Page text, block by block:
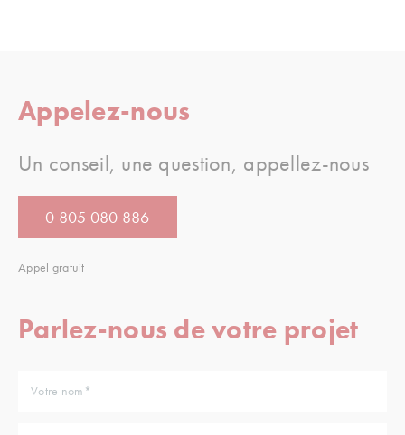
Appelez-nous
Un conseil, une question, appellez-nous
0 805 080 886
Appel gratuit
Parlez-nous de votre projet